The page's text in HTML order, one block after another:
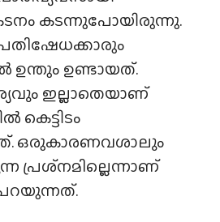
കടന്നുപോയിരുന്നു.
ഉന്തും ഉണ്ടായത്.
ഇല്ലാതെയാണ്
കെട്ടിടം
ഒരുകാരണവശാലും
പ്രശ്‌നമില്ലെന്നാണ്